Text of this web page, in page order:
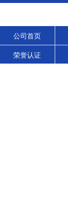
公司首页
荣誉认证